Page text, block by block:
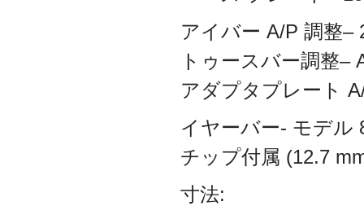
アイバー A/P 調整–
トゥースバー調整–
アダプタプレート
イヤーバー- モデル
チップ付属 (12.7
寸法: